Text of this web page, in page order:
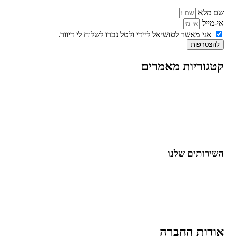
שם מלא
אי-מייל
אני מאשר לסושיאל ליידי ולטל נברו לשלוח לי דיוור.
להצטרפות
קטגוריות מאמרים
השירותים שלנו
אודות החברה